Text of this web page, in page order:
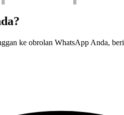
ke obrolan WhatsApp Anda,